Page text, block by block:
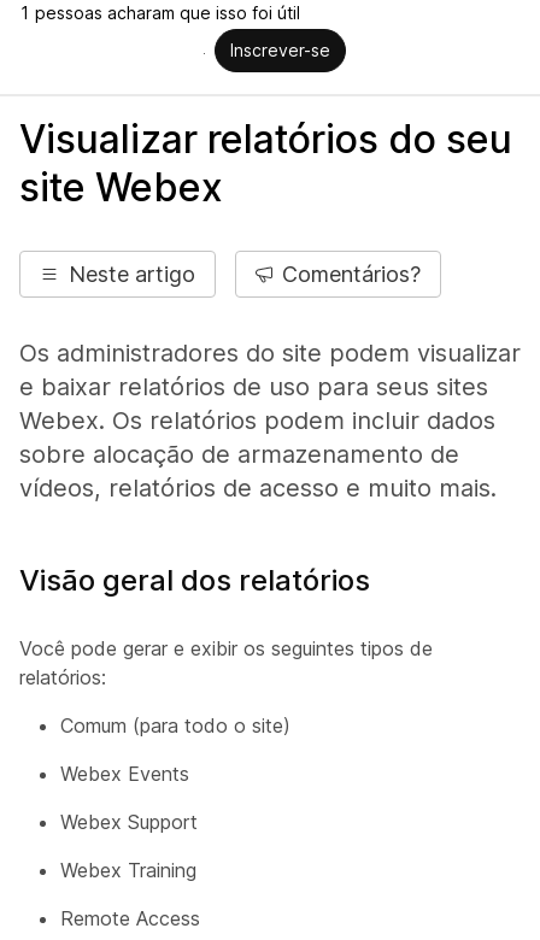
1 pessoas acharam que isso foi útil
Inscrever-se
Visualizar relatórios do seu
site Webex
Neste artigo Comentários?
Os administradores do site podem visualizar
e baixar relatórios de uso para seus sites
Webex. Os relatórios podem incluir dados
sobre alocação de armazenamento de
vídeos, relatórios de acesso e muito mais.
Visão geral dos relatórios
Você pode gerar e exibir os seguintes tipos de
relatórios:
Comum (para todo o site)
Webex Events
Webex Support
Webex Training
Remote Access